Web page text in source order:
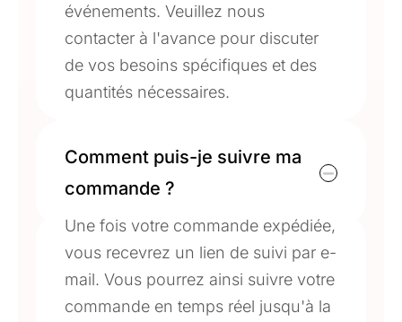
événements. Veuillez nous
contacter à l'avance pour discuter
de vos besoins spécifiques et des
quantités nécessaires.
Comment puis-je suivre ma
commande ?
Une fois votre commande expédiée,
vous recevrez un lien de suivi par e-
mail. Vous pourrez ainsi suivre votre
commande en temps réel jusqu'à la